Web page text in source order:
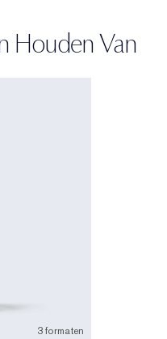
Houden Van
3 formaten